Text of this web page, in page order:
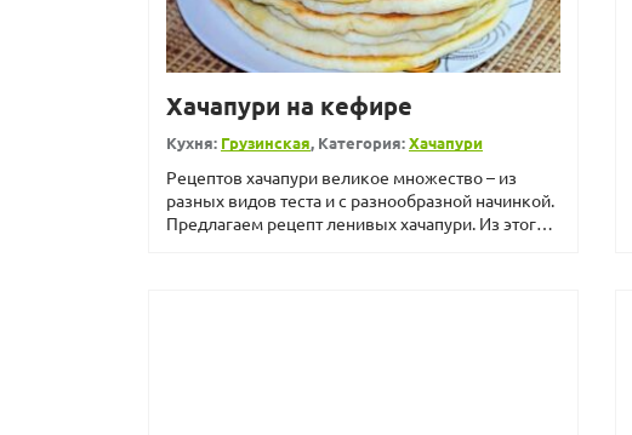
Хачапури на кефире
Кухня: Грузинская, Категория:Хачапури
Рецептов хачапури великое множество – из
разных видов теста и с разнообразной начинкой.
Предлагаем рецепт ленивых хачапури. Из этого